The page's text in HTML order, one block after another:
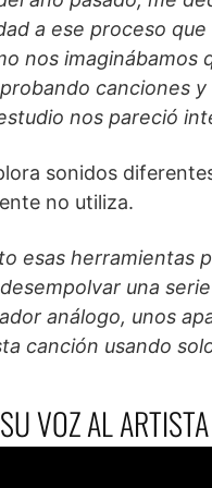
a ese proceso
nos
canciones
nos pareció
sonidos
no utiliza.
esas
una
análogo, unos
canción usando
VOZ AL